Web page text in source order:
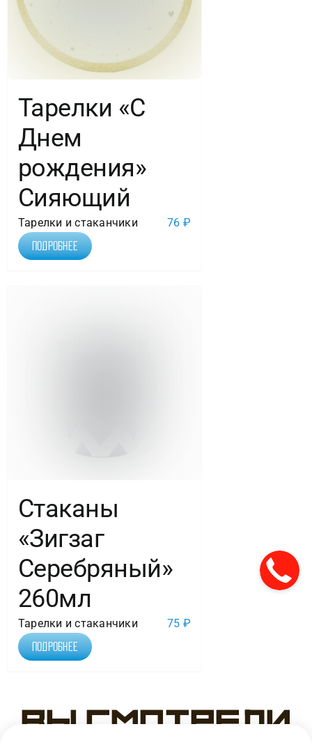
Тарелки «С
Днем
рождения»
Сияющий
Тарелки и стаканчики 76 ₽
Подробнее
Стаканы
«Зигзаг
Серебряный»
260мл
Тарелки и стаканчики 75 ₽
Подробнее
Вы смотрели